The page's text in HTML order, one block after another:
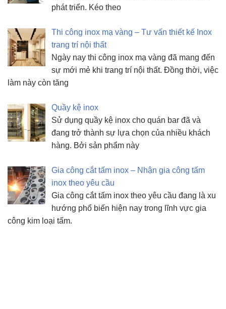
phát triển. Kéo theo
Thi công inox mạ vàng – Tư vấn thiết kế Inox
trang trí nội thất
Ngày nay thi công inox mạ vàng đã mang đến
sự mới mẻ khi trang trí nội thất. Đồng thời, việc
làm này còn tăng
Quầy kệ inox
Sử dụng quầy kệ inox cho quán bar đã và
đang trở thành sự lựa chọn của nhiều khách
hàng. Bởi sản phẩm này
Gia công cắt tấm inox – Nhận gia công tấm
inox theo yêu cầu
Gia công cắt tấm inox theo yêu cầu đang là xu
hướng phổ biến hiện nay trong lĩnh vực gia
công kim loại tấm.